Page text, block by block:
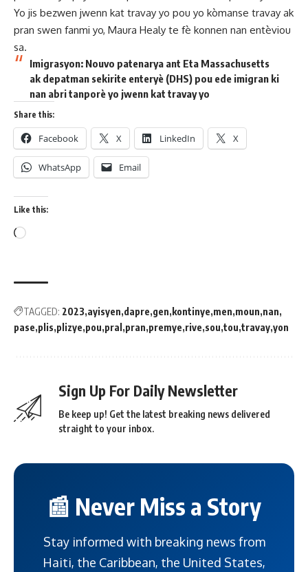
Yo jis bezwen jwenn kat travay yo pou yo kòmanse travay ak
pran swen fanmi yo, Maura Healy te fè konnen nan entèviou
sa.
Imigrasyon: Nouvo patenarya ant Eta Massachusetts
ak depatman sekirite enteryè (DHS) pou ede imigran ki
nan abri tanporè yo jwenn kat travay yo
Share this:
Facebook X LinkedIn X
WhatsApp Email
Like this:
TAGGED: 2023 ayisyen dapre gen kontinye men moun nan
pase plis plizye pou pral pran premye rive sou tou travay yon
Sign Up For Daily Newsletter
Be keep up! Get the latest breaking news delivered
straight to your inbox.
📰 Never Miss a Story
Stay informed with breaking news from
Haiti, the Caribbean, the United States,